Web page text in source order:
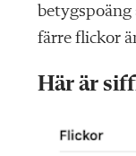
färre flickor
Här är